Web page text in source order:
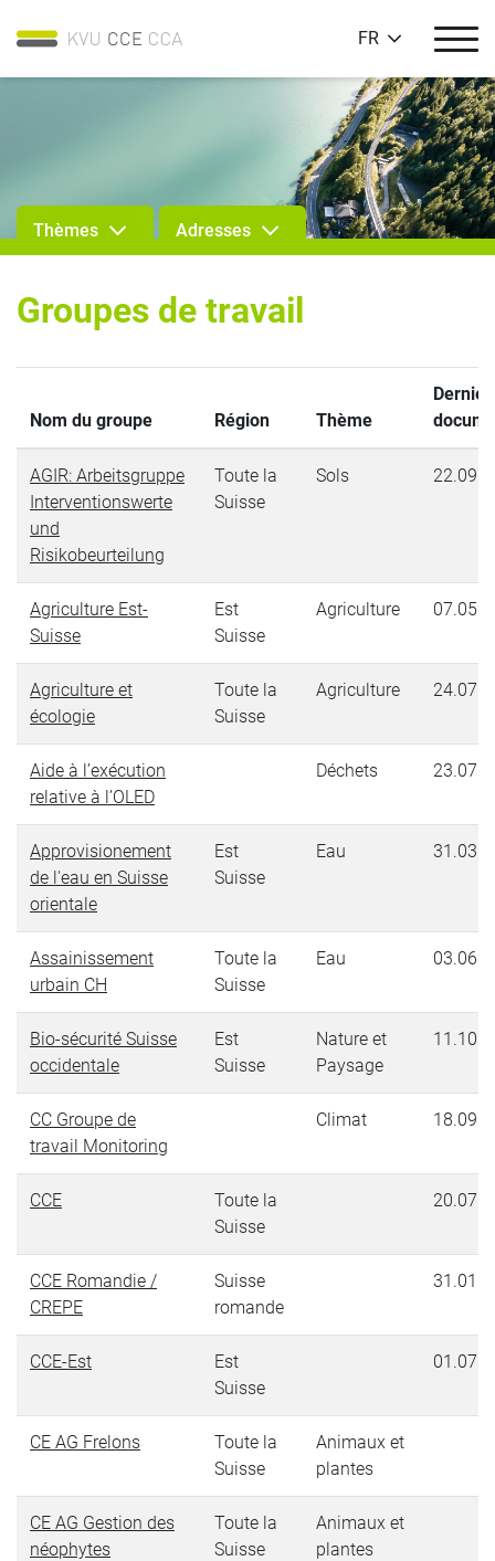
FR
Thèmes Adresses
Groupes de travail
Nom du groupe Région Thème
Dernier
AGIR: Arbeitsgruppe
Interventionswerte
und
Risikobeurteilung
Toute la
Suisse
Sols
Agriculture Est-
Suisse
Est
Suisse
Agriculture
Agriculture et
écologie
Toute la
Suisse
Agriculture
Aide à l’exécution
relative à l’OLED
Déchets
Approvisionement
de l'eau en Suisse
orientale
Est
Suisse
Eau
Assainissement
urbain CH
Toute la
Suisse
Eau
Bio-sécurité Suisse
occidentale
Est
Suisse
Nature et
Paysage
CC Groupe de
travail Monitoring
Climat
CCE
Toute la
Suisse
CCE Romandie /
CREPE
Suisse
romande
CCE-Est
Est
Suisse
CE AG Frelons
Toute la
Suisse
Animaux et
plantes
CE AG Gestion des
néophytes
Toute la
Suisse
Animaux et
plantes